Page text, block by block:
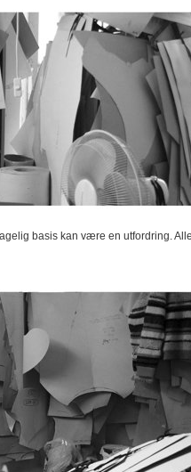
basis kan være en utfordring.